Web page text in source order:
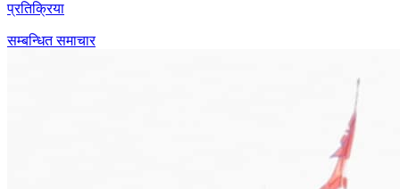
प्रतिक्रिया
सम्बन्धित समाचार